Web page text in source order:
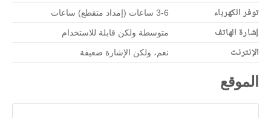
توفر الكهرباء
3-6 ساعات (إمداد متقطع) ساعات
إشارة الهاتف
متوسطة ولكن قابلة للاستخدام
الإنترنت
نعم، ولكن الإشارة ضعيفة
الموقع